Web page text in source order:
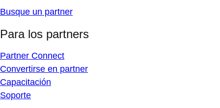
Busque un partner
Para los partners
Partner Connect
Convertirse en partner
Capacitación
Soporte